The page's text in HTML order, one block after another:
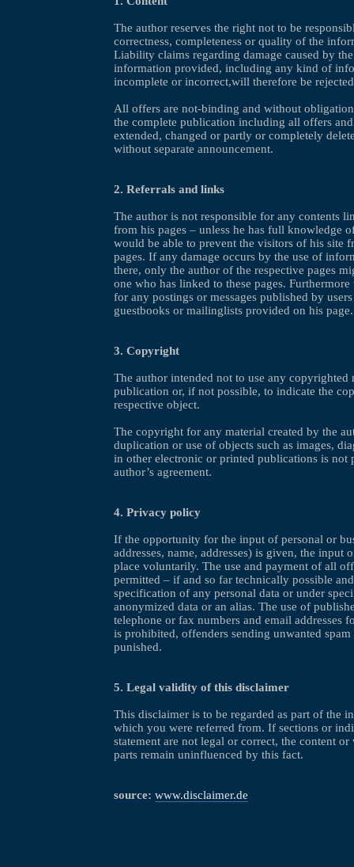
The author reserves the right not to be
correctness, completeness or quality of the
Liability claims regarding damage caused by
information provided, including any kind of
incomplete or incorrect,will therefore be
All offers are not-binding and without
the complete publication including all offers
extended, changed or partly or completely
without separate announcement.
2. Referrals and links
The author is not responsible for any contents
from his pages – unless he has full knowledge
would be able to prevent the visitors of his site
pages. If any damage occurs by the use of
there, only the author of the respective pages
one who has linked to these pages.
for any postings or messages published by
guestbooks or mailinglists provided on his page.
3. Copyright
The author intended not to use any copyrighted
publication or, if not possible, to indicate the
respective object.
The copyright for any material created by the
duplication or use of objects such as images,
in other electronic or printed publications is not
author’s agreement.
4. Privacy policy
If the opportunity for the input of personal or
addresses, name, addresses) is given, the input
place voluntarily. The use and payment of all
permitted – if and so far technically possible
specification of any personal data or under
anonymized data or an alias. The use of
telephone or fax numbers and email addresses
is prohibited, offenders sending unwanted spam
punished.
5. Legal validity of this disclaimer
This disclaimer is to be regarded as part of the
which you were referred from. If sections or
statement are not legal or correct, the content
parts remain uninfluenced by this fact.
source: www.disclaimer.de